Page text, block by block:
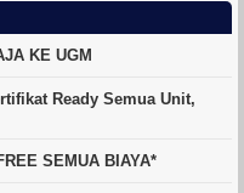
KE UGM
Ready Semua Unit,
SEMUA BIAYA*